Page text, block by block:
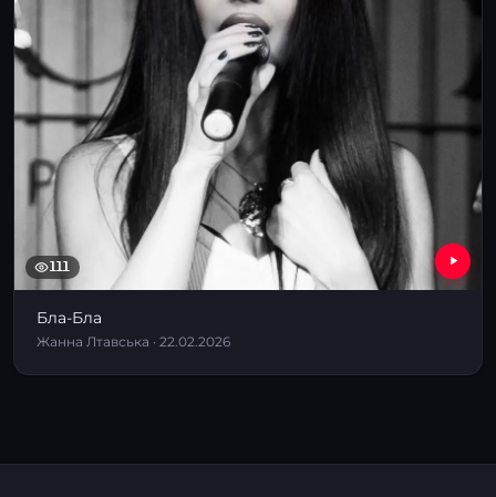
111
Бла-Бла
Жанна Лтавська · 22.02.2026